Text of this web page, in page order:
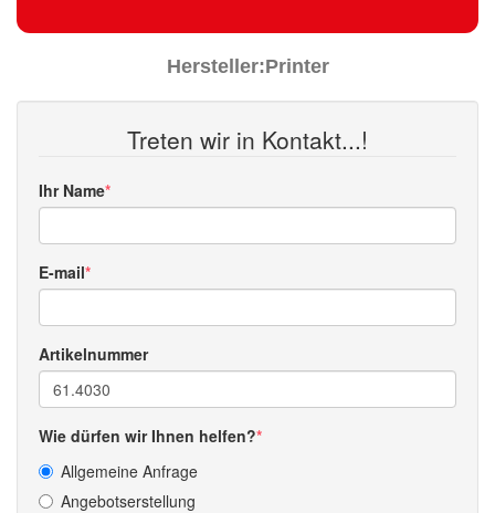
Hersteller:Printer
Treten wir in Kontakt...!
Ihr Name
E-mail
Artikelnummer
Wie dürfen wir Ihnen helfen?
Allgemeine Anfrage
Angebotserstellung